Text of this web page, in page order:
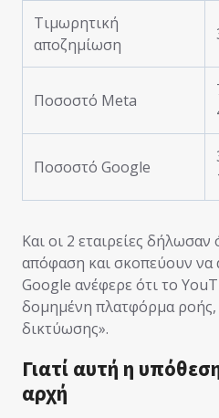
Τιμωρητική
αποζημίωση
Ποσοστό Meta
Ποσοστό Google
Και οι 2 εταιρείες
απόφαση και σκοπεύουν
Google ανέφερε ότι το
δομημένη πλατφόρμα ροής,
δικτύωσης».
Γιατί αυτή η
αρχή